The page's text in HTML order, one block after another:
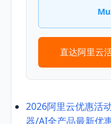
直达阿里云
2026阿里云优惠活
器/AI全产品最新优